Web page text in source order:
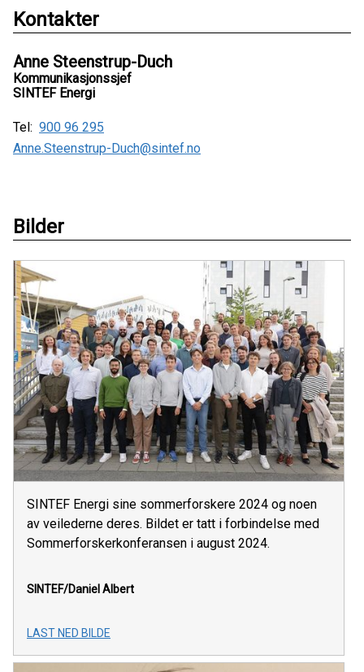
Kontakter
Anne Steenstrup-Duch
Kommunikasjonssjef
SINTEF Energi
Tel: 900 96 295
Anne.Steenstrup-Duch@sintef.no
Bilder
SINTEF Energi sine sommerforskere 2024 og noen
av veilederne deres. Bildet er tatt i forbindelse med
Sommerforskerkonferansen i august 2024.
SINTEF/Daniel Albert
LAST NED BILDE